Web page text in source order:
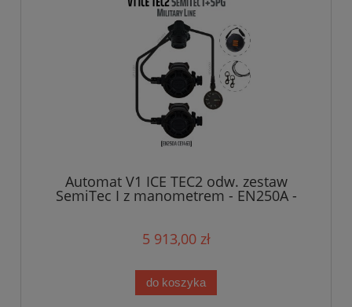
Automat V1 ICE TEC2 odw. zestaw
SemiTec I z manometrem - EN250A -
5 913,00 zł
do koszyka